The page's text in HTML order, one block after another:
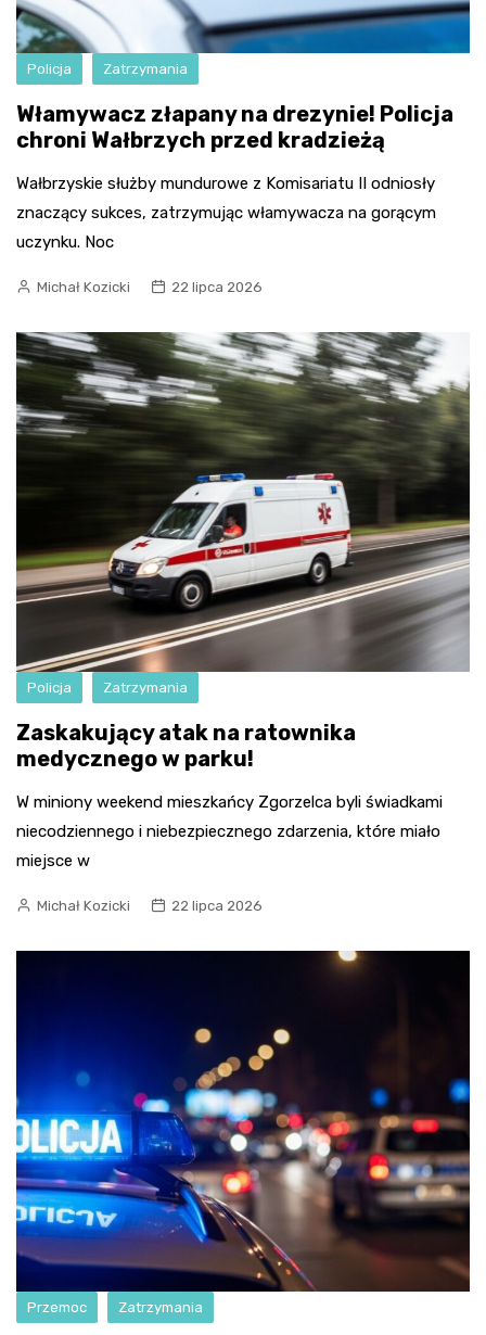
Policja Zatrzymania
Włamywacz złapany na drezynie! Policja
chroni Wałbrzych przed kradzieżą
Wałbrzyskie służby mundurowe z Komisariatu II odniosły
znaczący sukces, zatrzymując włamywacza na gorącym
uczynku. Noc
Michał Kozicki 22 lipca 2026
Policja Zatrzymania
Zaskakujący atak na ratownika
medycznego w parku!
W miniony weekend mieszkańcy Zgorzelca byli świadkami
niecodziennego i niebezpiecznego zdarzenia, które miało
miejsce w
Michał Kozicki 22 lipca 2026
Przemoc Zatrzymania